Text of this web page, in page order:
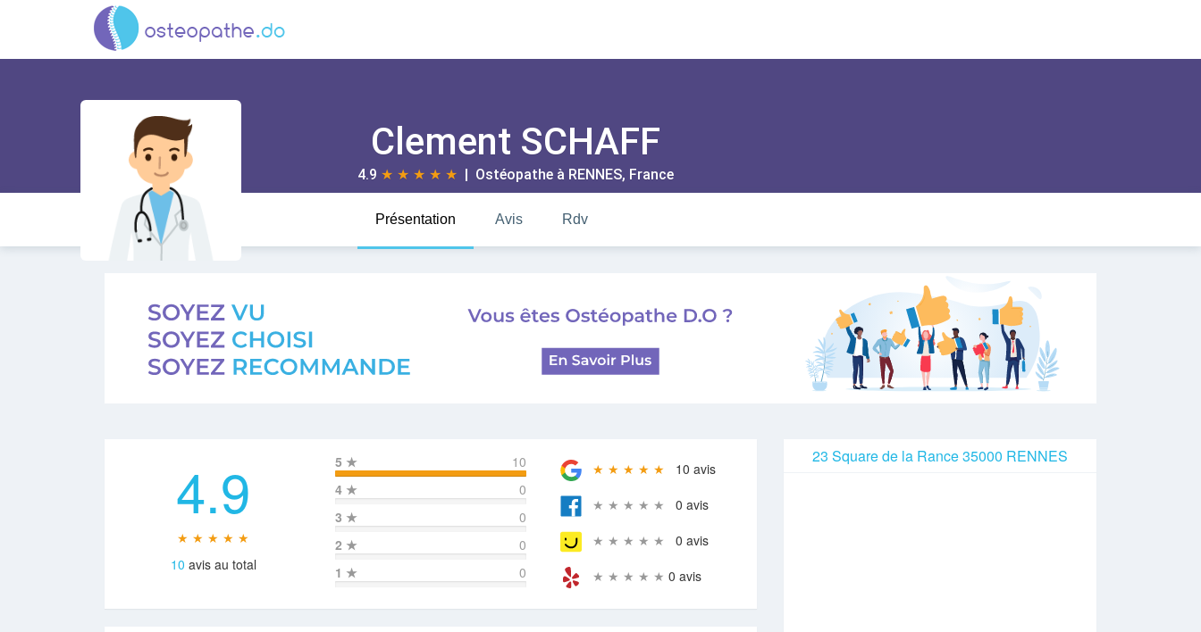
Clement SCHAFF
4.9 ★ ★ ★ ★ ★ | Ostéopathe à RENNES, France
Présentation Avis Rdv
4.9
★ ★ ★ ★ ★
10 avis au total
5 ★
10
4 ★
0
3 ★
0
2 ★
0
1 ★ 0
★ ★ ★ ★ ★ 10 avis
★ ★ ★ ★ ★ 0 avis
★ ★ ★ ★ ★ 0 avis
★ ★ ★ ★ ★ 0 avis
23 Square de la Rance 35000 RENNES